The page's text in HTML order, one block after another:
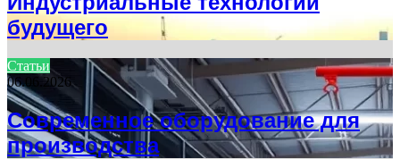
будущего
Статьи
06.06.2026
Современное оборудование для
производства